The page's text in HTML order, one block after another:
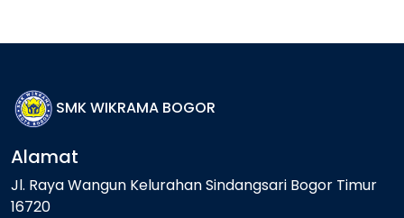
SMK WIKRAMA BOGOR
Alamat
Jl. Raya Wangun Kelurahan Sindangsari Bogor Timur
16720